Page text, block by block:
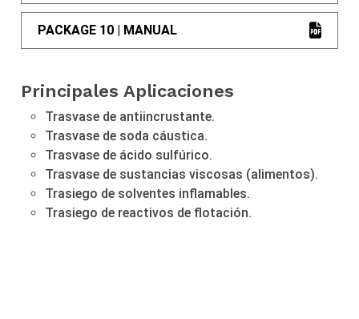
PACKAGE 10 | MANUAL
Principales Aplicaciones
Trasvase de antiincrustante.
Trasvase de soda cáustica.
Trasvase de ácido sulfúrico.
Trasvase de sustancias viscosas (alimentos).
Trasiego de solventes inflamables.
Trasiego de reactivos de flotación.